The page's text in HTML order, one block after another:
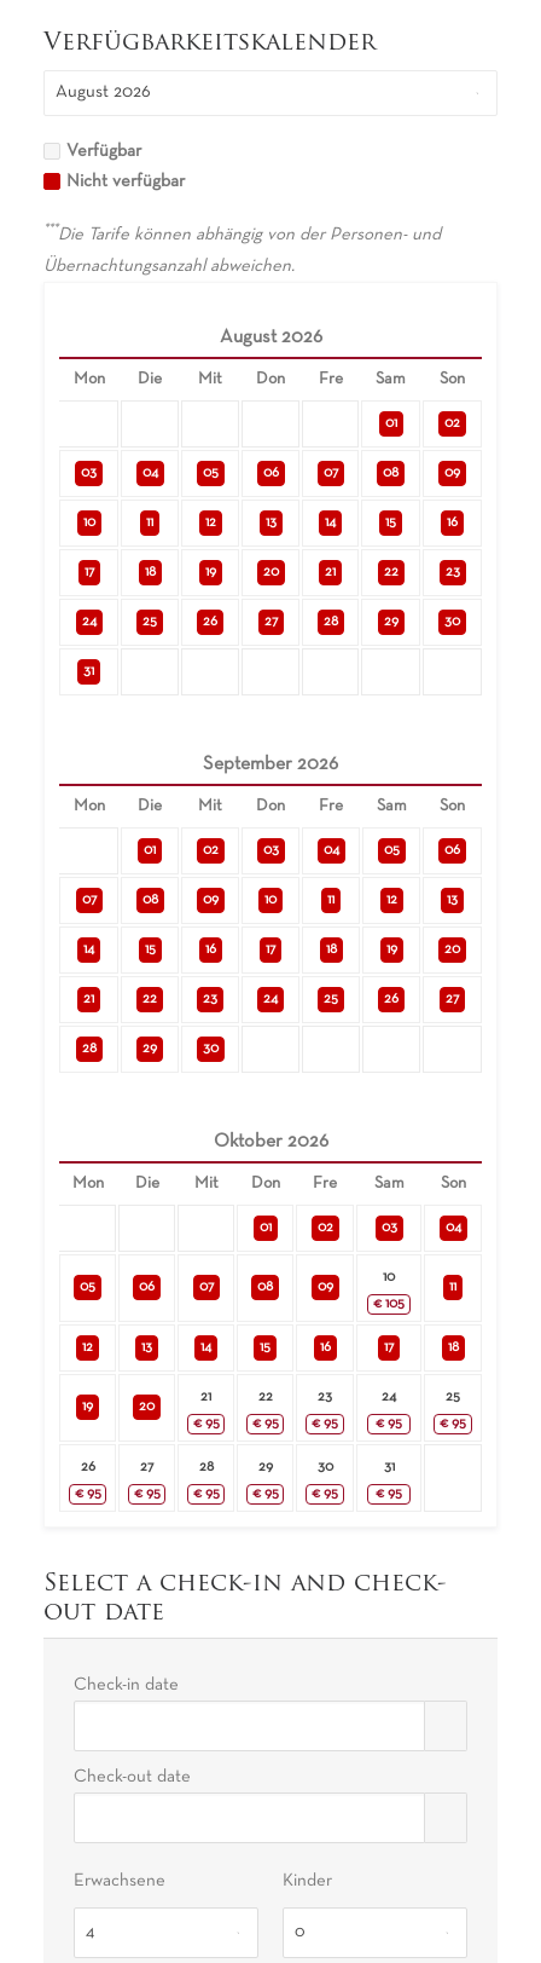
Verfügbarkeitskalender
Verfügbar
Nicht verfügbar
***Die Tarife können abhängig von der Personen- und
Übernachtungsanzahl abweichen.
August 2026
Mon Die Mit Don Fre Sam Son
01 02
03 04 05 06 07 08 09
10 11 12 13 14 15 16
17 18 19 20 21 22 23
24 25 26 27 28 29 30
31
September 2026
Mon Die Mit Don Fre Sam Son
01 02 03 04 05 06
07 08 09 10 11 12 13
14 15 16 17 18 19 20
21 22 23 24 25 26 27
28 29 30
Oktober 2026
Mon Die Mit Don Fre Sam Son
01 02 03 04
05 06 07 08 09
10
€ 105
11
12 13 14 15 16 17 18
19 20
21
€ 95
22
€ 95
23
€ 95
24
€ 95
25
€ 95
26
€ 95
27
€ 95
28
€ 95
29
€ 95
30
€ 95
31
€ 95
Select a check-in and check-
out date
Check-in date
Check-out date
Erwachsene Kinder